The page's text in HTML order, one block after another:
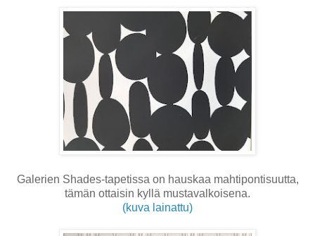
Galerien Shades-tapetissa on hauskaa mahtipontisuutta,
tämän ottaisin kyllä mustavalkoisena.
(kuva lainattu)